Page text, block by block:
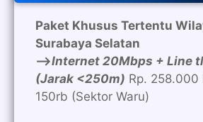
Paket Khusus Tertentu
Surabaya Selatan
—>Internet 20Mbps + Line
(Jarak <250m) Rp. 258.000
150rb (Sektor Waru)